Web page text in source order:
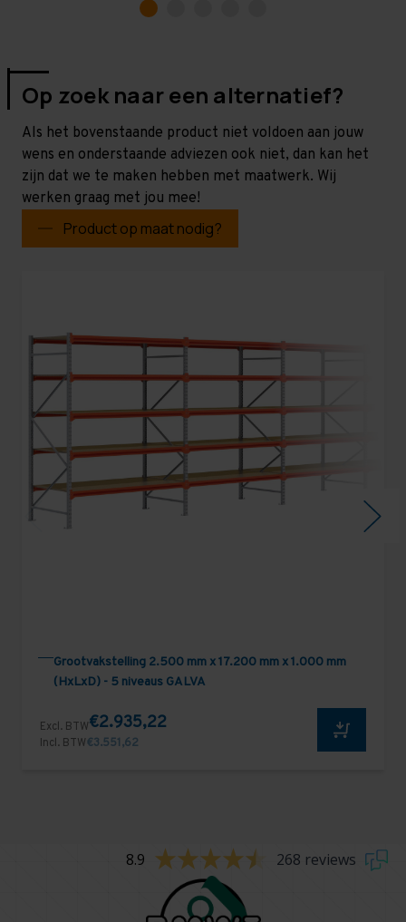
Op zoek naar een alternatief?
Als het bovenstaande product niet voldoen aan jouw
wens en onderstaande adviezen ook niet, dan kan het
zijn dat we te maken hebben met maatwerk. Wij
werken graag met jou mee!
Product op maat nodig?
Grootvakstelling 2.500 mm x 17.200 mm x 1.000 mm
(HxLxD) - 5 niveaus GALVA
Excl. BTW€2.935,22
Incl. BTW€3.551,62
8.9 268 reviews